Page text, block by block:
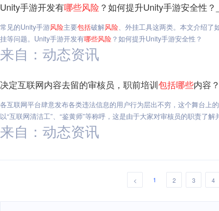
Unity手游开发有哪些风险 ？如何提升Unity手游安全性
常见的Unity手游风险主要包括破解风险、外挂工具这两类。本文介绍了
挂等问题。Unity手游开发有哪些风险 ？如何提升Unity手游安全性？
来自：动态资讯
决定互联网内容去留的审核员，职前培训包括哪些内容
各互联网平台肆意发布各类违法信息的用户行为层出不穷，这个舞台上
以“互联网清洁工”、“鉴黄师”等称呼，这是由于大家对审核员的职责了
来自：动态资讯
< 1 2 3 4